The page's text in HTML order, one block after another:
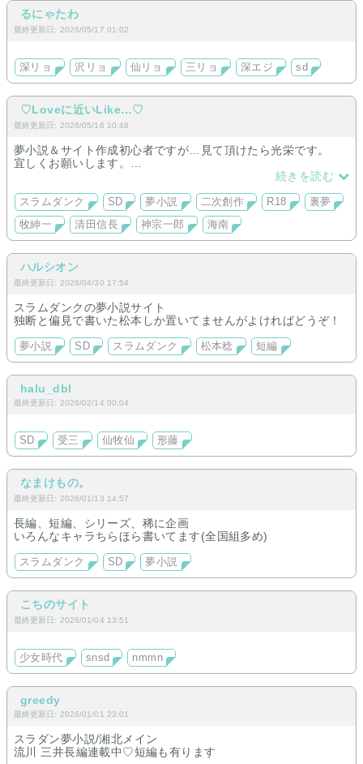
るにゃたわ
最終更新日: 2026/05/17 01:02
深リョ 沢リョ 仙リョ 三リョ 深エジ sd
♡Loveに近いLike…♡
最終更新日: 2026/05/16 10:48
夢小説＆サイト作成初心者ですが…見て頂けたら光栄です。
宜しくお願いします。
てます。
続きを読む
スラムダンク SD 夢小説 二次創作 R18
裏夢
牧紳一
清田信長 神宗一郎 海南
ハルシオン
最終更新日: 2026/04/30 17:54
スラムダンクの夢小説サイト
独断と偏見で書いた松本しか置いてませんがよければどうぞ！
夢小説 SD スラムダンク 松本稔 短編
halu_dbl
最終更新日: 2026/02/14 00:04
SD 受三 仙牧仙 形藤
なまけもの。
最終更新日: 2026/01/13 14:57
長編、短編、シリーズ、稀に企画
いろんなキャラちらほら書いてます(全国組多め)
スラムダンク SD 夢小説
こちのサイト
最終更新日: 2026/01/04 13:51
少女時代 snsd nmmn
greedy
最終更新日: 2026/01/01 23:01
スラダン夢小説/湘北メイン
流川 三井長編連載中♡短編も有ります